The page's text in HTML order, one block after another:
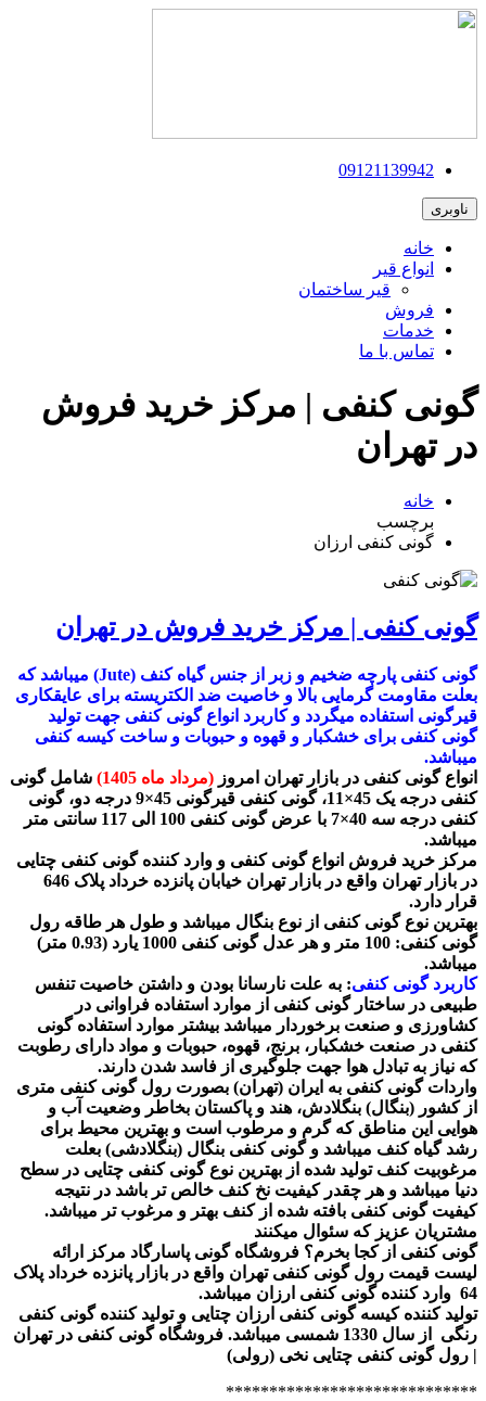
09121139942
ناوبری
خانه
انواع قیر
قیر ساختمان
فروش
خدمات
تماس با ما
گونی کنفی | مرکز خرید فروش
در تهران
خانه
برچسب
گونی کنفی ارزان
گونی کنفی | مرکز خرید فروش در تهران
گونی کنفی پارچه ضخیم و زبر از جنس گیاه کنف (Jute) میباشد که
بعلت مقاومت گرمایی بالا و خاصیت ضد الکتریسته برای عایقکاری
قیرگونی استفاده میگردد و کاربرد انواع گونی کنفی جهت تولید
گونی کنفی برای خشکبار و قهوه و حبوبات و ساخت کیسه کنفی
میباشد.
انواع گونی کنفی در بازار تهران امروز (مرداد ماه 1405)
شامل گونی
کنفی درجه یک 45×11، گونی کنفی قیرگونی 45×9 درجه دو، گونی
کنفی درجه سه 40×7 با عرض گونی کنفی 100 الی 117 سانتی متر
میباشد.
مرکز خرید فروش انواع گونی کنفی و وارد کننده گونی کنفی چتایی
در بازار تهران واقع در بازار تهران خیابان پانزده خرداد پلاک 646
قرار دارد.
بهترین نوع گونی کنفی از نوع بنگال میباشد و طول هر طاقه رول
گونی کنفی: 100 متر و هر عدل گونی کنفی 1000 یارد (0.93 متر)
میباشد.
کاربرد گونی کنفی: به علت نارسانا بودن و داشتن خاصیت تنفس
طبیعی در ساختار گونی کنفی از موارد استفاده فراوانی در
کشاورزی و صنعت برخوردار میباشد بیشتر موارد استفاده گونی
کنفی در صنعت خشکبار، برنج، قهوه، حبوبات و مواد دارای رطوبت
که نیاز به تبادل هوا جهت جلوگیری از فاسد شدن دارند.
واردات گونی کنفی به ایران (تهران) بصورت رول گونی کنفی متری
از کشور (بنگال) بنگلادش، هند و پاکستان بخاطر وضعیت آب و
هوایی این مناطق که گرم و مرطوب است و بهترین محیط برای
رشد گیاه کنف میباشد و گونی کنفی بنگال (بنگلادشی) بعلت
مرغوبیت کنف تولید شده از بهترین نوع گونی کنفی چتایی در سطح
دنیا میباشد و هر چقدر کیفیت نخ کنف خالص تر باشد در نتیجه
کیفیت گونی کنفی بافته شده از کنف بهتر و مرغوب تر میباشد.
مشتریان عزیز که سئوال میکنند
گونی کنفی از کجا بخرم؟ فروشگاه گونی پاسارگاد مرکز ارائه
لیست قیمت رول گونی کنفی تهران واقع در بازار پانزده خرداد پلاک
64 وارد کننده گونی کنفی ارزان میباشد.
تولید کننده کیسه گونی کنفی ارزان چتایی و تولید کننده گونی کنفی
رنگی از سال 1330 شمسی میباشد.
فروشگاه گونی کنفی در تهران
| رول گونی کنفی چتایی نخی (رولی)
*****************************